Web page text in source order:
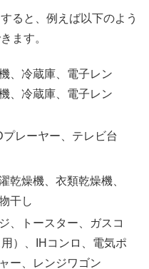
ると、例えば以下のよう
ます。
、冷蔵庫、電子レン
、冷蔵庫、電子レン
レーヤー、テレビ台
乾燥機、衣類乾燥機、
干し
、トースター、ガスコ
）、IHコンロ、電気ポ
ー、レンジワゴン